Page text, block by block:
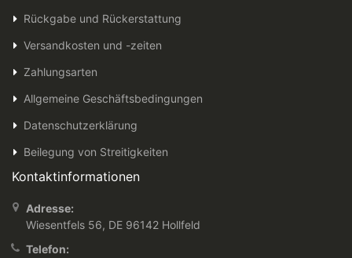
Rückgabe und Rückerstattung
Versandkosten und -zeiten
Zahlungsarten
Allgemeine Geschäftsbedingungen
Datenschutzerklärung
Beilegung von Streitigkeiten
Kontaktinformationen
Adresse:
Wiesentfels 56, DE 96142 Hollfeld
Telefon: